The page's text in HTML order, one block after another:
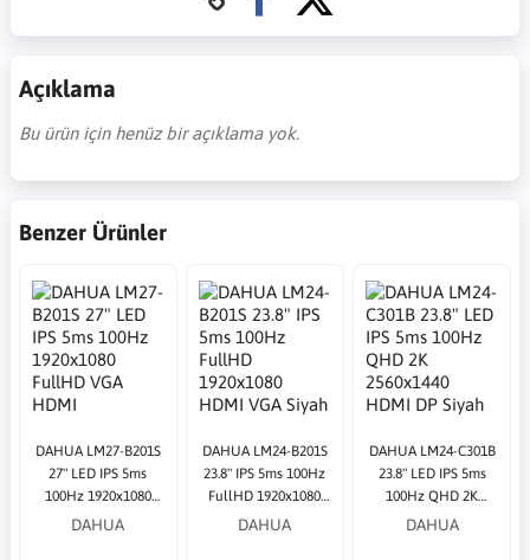
Açıklama
Bu ürün için henüz bir açıklama yok.
Benzer Ürünler
DAHUA LM27-B201S
27" LED IPS 5ms
100Hz 1920x1080
FullHD VGA HDMI
DAHUA
DAHUA LM24-B201S
23.8" IPS 5ms 100Hz
FullHD 1920x1080
HDMI VGA Siyah
DAHUA
DAHUA LM24-C301B
23.8" LED IPS 5ms
100Hz QHD 2K
2560x1440 HDMI DP
DAHUA